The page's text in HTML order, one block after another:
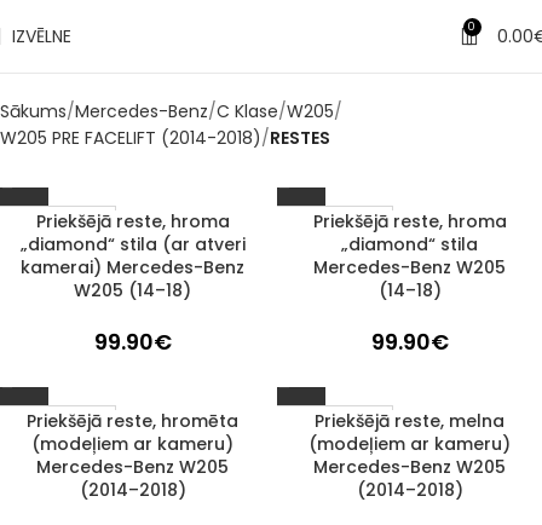
IZVĒLNE 0 0.00
Sākums Mercedes-Benz C Klase W205
W205 PRE FACELIFT (2014-2018) RESTES
1–3 d. d.
Priekšējā reste, hroma
„diamond“ stila (ar atveri
kamerai) Mercedes-Benz
W205 (14–18)
99.90€
1–3 d. d.
Priekšējā reste, hroma
„diamond“ stila
Mercedes-Benz W205
(14–18)
99.90€
1–3 d. d.
Priekšējā reste, hromēta
(modeļiem ar kameru)
Mercedes-Benz W205
(2014–2018)
1–3 d. d.
Priekšējā reste, melna
(modeļiem ar kameru)
Mercedes-Benz W205
(2014–2018)